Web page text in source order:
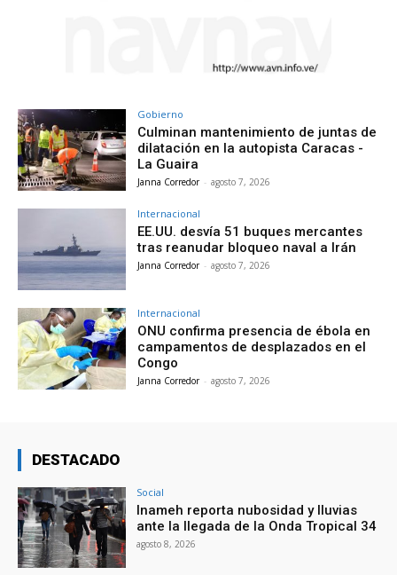
Gobierno
Culminan mantenimiento de juntas de
dilatación en la autopista Caracas -
La Guaira
Janna Corredor - agosto 7, 2026
Internacional
EE.UU. desvía 51 buques mercantes
tras reanudar bloqueo naval a Irán
Janna Corredor - agosto 7, 2026
Internacional
ONU confirma presencia de ébola en
campamentos de desplazados en el
Congo
Janna Corredor - agosto 7, 2026
DESTACADO
Social
Inameh reporta nubosidad y lluvias
ante la llegada de la Onda Tropical 34
agosto 8, 2026